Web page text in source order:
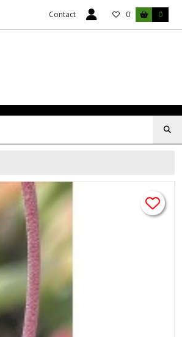
Contact 0 0